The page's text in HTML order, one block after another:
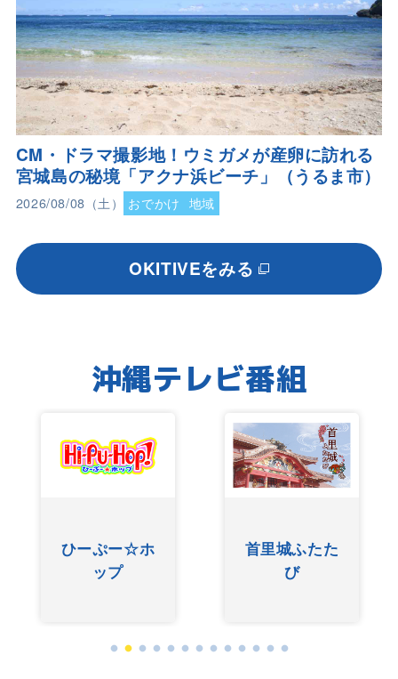
CM・ドラマ撮影地！ウミガメが産卵に訪れる
宮城島の秘境「アクナ浜ビーチ」（うるま市）
2026/08/08（土） おでかけ 地域
OKITIVEをみる
沖縄テレビ番組
ひーぷー☆ホ
ップ
首里城ふたた
び